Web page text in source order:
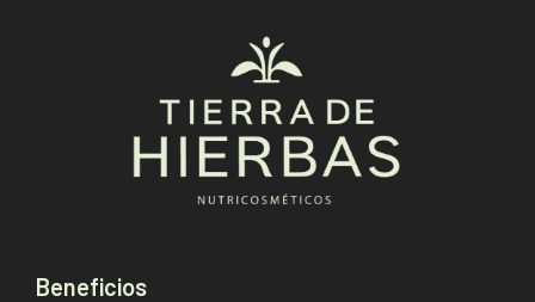
Beneficios